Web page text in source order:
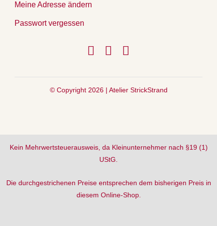
Meine Adresse ändern
Passwort vergessen
© Copyright 2026 | Atelier StrickStrand
Kein Mehrwertsteuerausweis, da Kleinunternehmer nach §19 (1)
UStG.
Die durchgestrichenen Preise entsprechen dem bisherigen Preis in
diesem Online-Shop.